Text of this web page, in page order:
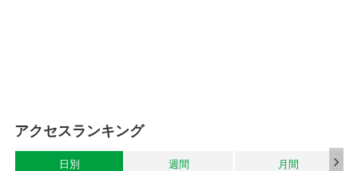
アクセスランキング
日別 週間 月間